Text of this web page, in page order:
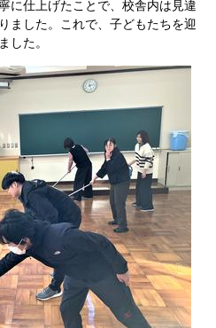
に仕上げたことで、校舎内は見違
ました。これで、子どもたちを迎
した。